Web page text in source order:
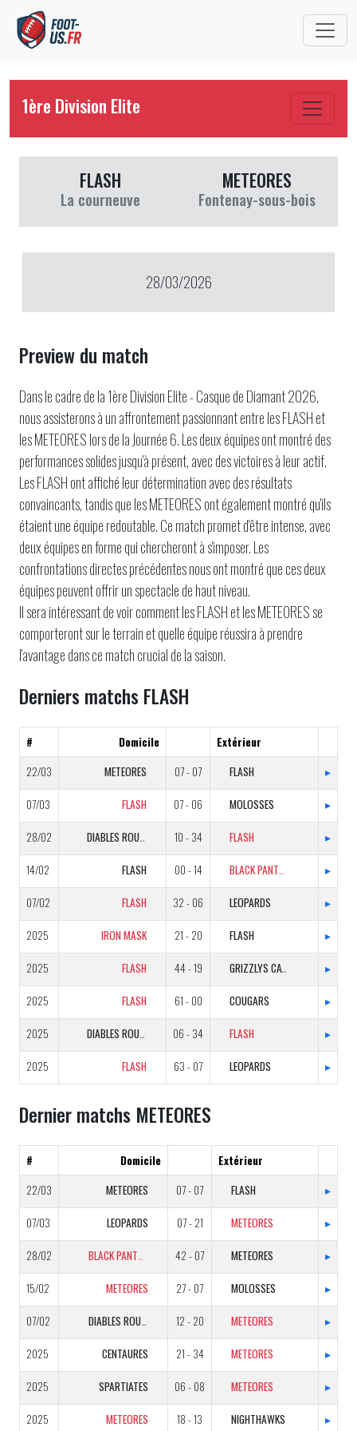
1ère Division Elite
FLASH
La courneuve
METEORES
Fontenay-sous-bois
28/03/2026
Preview du match
Dans le cadre de la 1ère Division Elite - Casque de Diamant 2026,
nous assisterons à un affrontement passionnant entre les FLASH et
les METEORES lors de la Journée 6. Les deux équipes ont montré des
performances solides jusqu'à présent, avec des victoires à leur actif.
Les FLASH ont affiché leur détermination avec des résultats
convaincants, tandis que les METEORES ont également montré qu'ils
étaient une équipe redoutable. Ce match promet d'être intense, avec
deux équipes en forme qui chercheront à s'imposer. Les
confrontations directes précédentes nous ont montré que ces deux
équipes peuvent offrir un spectacle de haut niveau.
Il sera intéressant de voir comment les FLASH et les METEORES se
comporteront sur le terrain et quelle équipe réussira à prendre
l'avantage dans ce match crucial de la saison.
Derniers matchs FLASH
# Domicile
Extérieur
22/03
METEORES 07 - 07 FLASH ▸
07/03 FLASH 07 - 06 MOLOSSES ▸
28/02 DIABLES ROUGES 10 - 34 FLASH ▸
14/02 FLASH 00 - 14 BLACK PANTHERS ▸
07/02 FLASH 32 - 06 LEOPARDS ▸
2025 IRON MASK 21 - 20 FLASH ▸
2025 FLASH 44 - 19 GRIZZLYS CATALANS ▸
2025 FLASH 61 - 00 COUGARS ▸
2025 DIABLES ROUGES 06 - 34 FLASH ▸
2025 FLASH 63 - 07 LEOPARDS ▸
Dernier matchs METEORES
# Domicile
Extérieur
22/03
METEORES 07 - 07 FLASH ▸
07/03 LEOPARDS 07 - 21 METEORES ▸
28/02 BLACK PANTHERS 42 - 07 METEORES ▸
15/02 METEORES 27 - 07 MOLOSSES ▸
07/02 DIABLES ROUGES 12 - 20 METEORES ▸
2025 CENTAURES 21 - 34 METEORES ▸
2025 SPARTIATES 06 - 08 METEORES ▸
2025 METEORES 18 - 13 NIGHTHAWKS ▸